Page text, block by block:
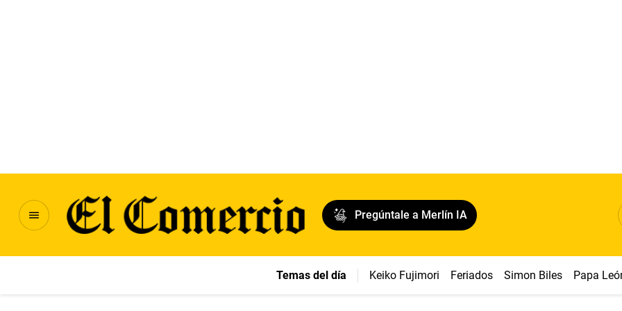
Pregúntale a Merlín IA
Temas del día Keiko Fujimori Feriados Simon Biles Papa